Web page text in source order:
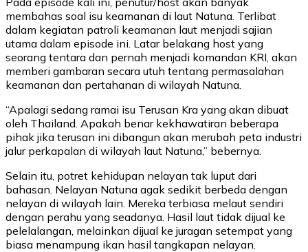
membahas soal isu keamanan di laut Natuna. Terlibat
dalam kegiatan patroli keamanan laut menjadi sajian
utama dalam episode ini. Latar belakang host yang
seorang tentara dan pernah menjadi komandan KRI, akan
memberi gambaran secara utuh tentang permasalahan
keamanan dan pertahanan di wilayah Natuna.
“Apalagi sedang ramai isu Terusan Kra yang akan dibuat
oleh Thailand. Apakah benar kekhawatiran beberapa
pihak jika terusan ini dibangun akan merubah peta industri
jalur perkapalan di wilayah laut Natuna,” bebernya.
Selain itu, potret kehidupan nelayan tak luput dari
bahasan. Nelayan Natuna agak sedikit berbeda dengan
nelayan di wilayah lain. Mereka terbiasa melaut sendiri
dengan perahu yang seadanya. Hasil laut tidak dijual ke
pelelalangan, melainkan dijual ke juragan setempat yang
biasa menampung ikan hasil tangkapan nelayan.